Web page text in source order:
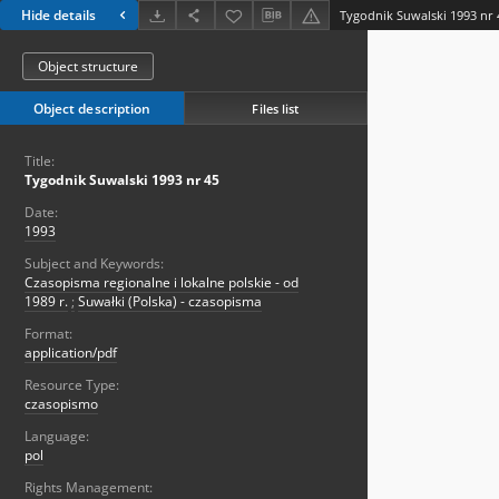
Hide details Tygodnik Suwalski 1993 nr
Object structure
Object description Files list
Title:
Tygodnik Suwalski 1993 nr 45
Date:
1993
Subject and Keywords:
Czasopisma regionalne i lokalne polskie - od
1989 r. ; Suwałki (Polska) - czasopisma
Format:
application/pdf
Resource Type:
czasopismo
Language:
pol
Rights Management: